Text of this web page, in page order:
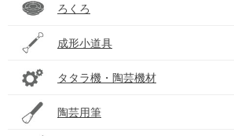
ろくろ
成形小道具
タタラ機・陶芸機材
陶芸用筆